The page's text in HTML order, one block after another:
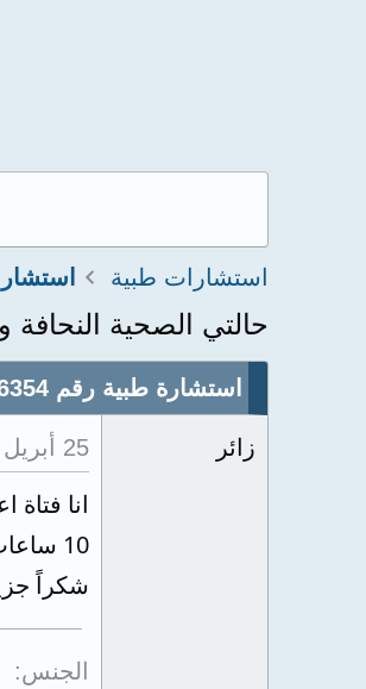
استشارات طبية
حالتي الصحية
استشارة طبية رقم 6354
زائر 25 أبريل 2020
انا
10 ساعات في اليوم ماذا يمكنكم ان تنصحوني من فضلكم .
شكراً
الجنس